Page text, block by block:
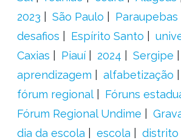
2023
São Paulo Paraupebas
desafios
Espírito Santo
Caxias
Piauí 2024
Sergipe
aprendizagem
alfabetização
fórum regional
Fóruns
Fórum Regional Undime
dia da escola
escola